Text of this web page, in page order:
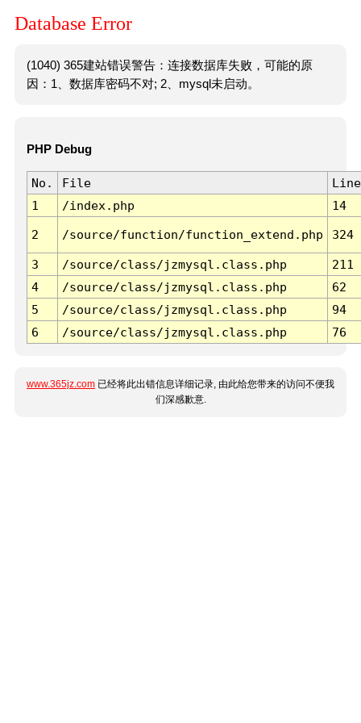
Database Error
(1040) 365建站错误警告：连接数据库失败，可能的原
因：1、数据库密码不对; 2、mysql未启动。
PHP Debug
No. File
Line
1
/index.php 14
2 /source/function/function_extend.php 324
3 /source/class/jzmysql.class.php
211
4
/source/class/jzmysql.class.php
62
5
/source/class/jzmysql.class.php
94
6
/source/class/jzmysql.class.php 76
www.365jz.com 已经将此出错信息详细记录, 由此给您带来的访问不便我
们深感歉意.